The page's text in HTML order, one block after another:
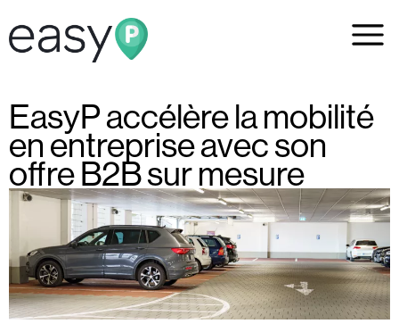
EasyP accélère la mobilité
en entreprise avec son
offre B2B sur mesure